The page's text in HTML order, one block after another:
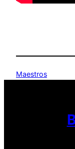
Maestros